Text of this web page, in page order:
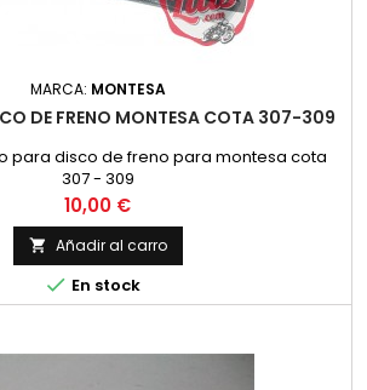
MARCA: MONTESA
DE FRENO MONTESA COTA 307-309
para disco de freno para montesa cota
307 - 309
Precio
10,00 €
 Añadir al carro
 En stock